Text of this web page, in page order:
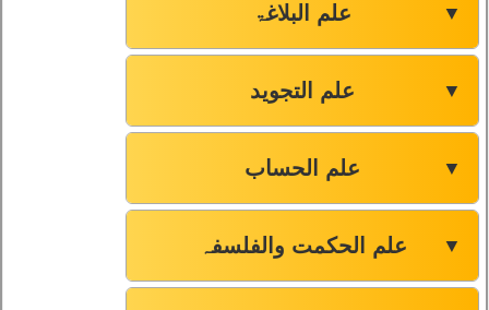
علم البلاغۃ ▼
علم التجوید ▼
علم الحساب ▼
علم الحکمت والفلسفہ ▼